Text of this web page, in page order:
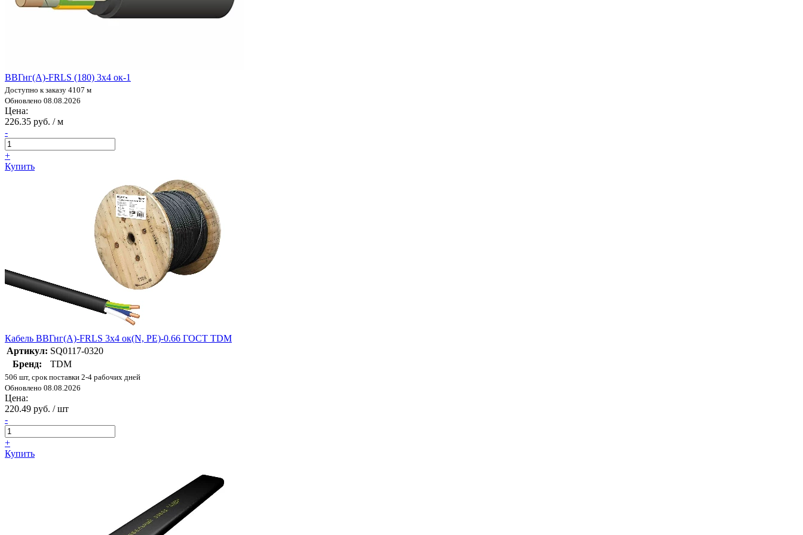
ВВГнг(А)-FRLS (180) 3х4 ок-1
Доступно к заказу 4107 м
Обновлено 08.08.2026
Цена:
226.35 руб. / м
-
+
Купить
Кабель ВВГнг(А)-FRLS 3х4 ок(N, PE)-0.66 ГОСТ TDM
Артикул: SQ0117-0320
Бренд:
TDM
506 шт, срок поставки 2-4 рабочих дней
Обновлено 08.08.2026
Цена:
220.49 руб. / шт
-
+
Купить